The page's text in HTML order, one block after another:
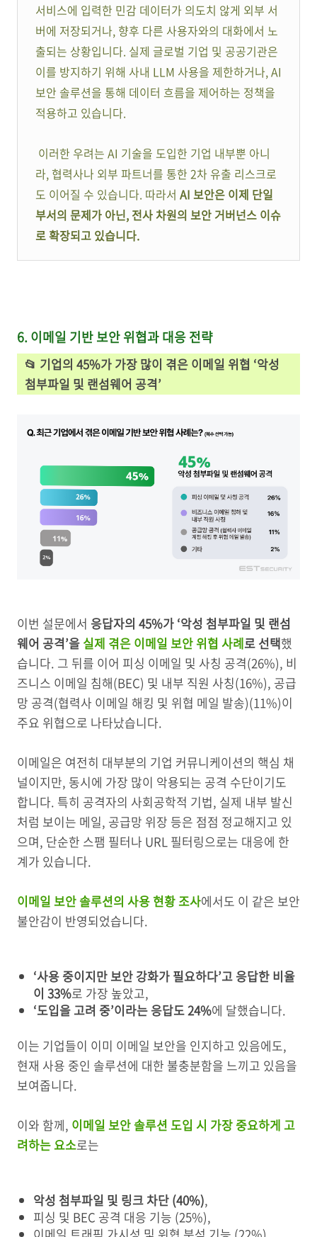
서비스에 입력한 민감 데이터가 의도치 않게 외부 서
버에 저장되거나, 향후 다른 사용자와의 대화에서 노
출되는 상황입니다. 실제 글로벌 기업 및 공공기관은
이를 방지하기 위해 사내 LLM 사용을 제한하거나, AI
보안 솔루션을 통해 데이터 흐름을 제어하는 정책을
적용하고 있습니다.
이러한 우려는 AI 기술을 도입한 기업 내부뿐 아니
라, 협력사나 외부 파트너를 통한 2차 유출 리스크로
도 이어질 수 있습니다. 따라서 AI 보안은 이제 단일
부서의 문제가 아닌, 전사 차원의 보안 거버넌스 이슈
로 확장되고 있습니다.
6. 이메일 기반 보안 위협과 대응 전략
📂 기업의 45%가 가장 많이 겪은 이메일 위협 ‘악성
첨부파일 및 랜섬웨어 공격’
이번 설문에서 응답자의 45%가 ‘악성 첨부파일 및 랜섬
웨어 공격’을 실제 겪은 이메일 보안 위협 사례로 선택했
습니다. 그 뒤를 이어 피싱 이메일 및 사칭 공격(26%), 비
즈니스 이메일 침해(BEC) 및 내부 직원 사칭(16%), 공급
망 공격(협력사 이메일 해킹 및 위협 메일 발송)(11%)이
주요 위협으로 나타났습니다.
이메일은 여전히 대부분의 기업 커뮤니케이션의 핵심 채
널이지만, 동시에 가장 많이 악용되는 공격 수단이기도
합니다. 특히 공격자의 사회공학적 기법, 실제 내부 발신
처럼 보이는 메일, 공급망 위장 등은 점점 정교해지고 있
으며, 단순한 스팸 필터나 URL 필터링으로는 대응에 한
계가 있습니다.
이메일 보안 솔루션의 사용 현황 조사에서도 이 같은 보안
불안감이 반영되었습니다.
‘사용 중이지만 보안 강화가 필요하다’고 응답한 비율
이 33%로 가장 높았고,
‘도입을 고려 중’이라는 응답도 24%에 달했습니다.
이는 기업들이 이미 이메일 보안을 인지하고 있음에도,
현재 사용 중인 솔루션에 대한 불충분함을 느끼고 있음을
보여줍니다.
이와 함께, 이메일 보안 솔루션 도입 시 가장 중요하게 고
려하는 요소로는
악성 첨부파일 및 링크 차단 (40%),
피싱 및 BEC 공격 대응 기능 (25%),